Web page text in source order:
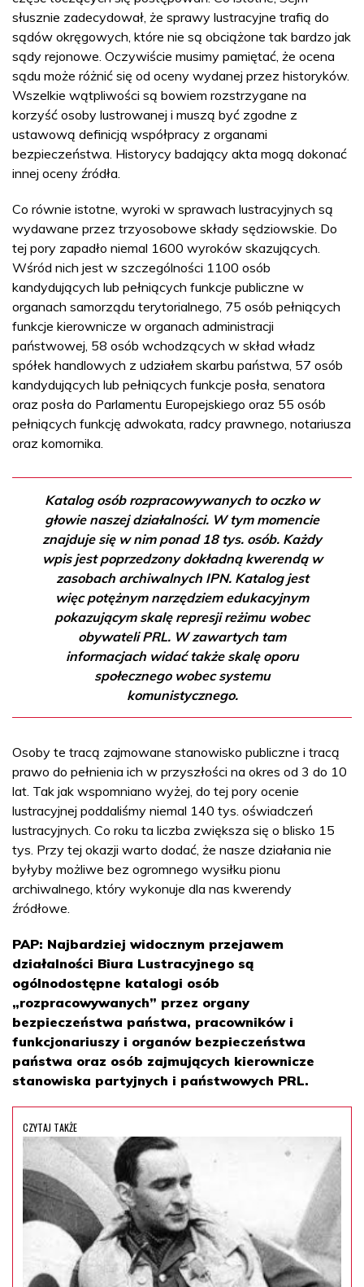
słusznie zadecydował, że sprawy lustracyjne trafią do
sądów okręgowych, które nie są obciążone tak bardzo jak
sądy rejonowe. Oczywiście musimy pamiętać, że ocena
sądu może różnić się od oceny wydanej przez historyków.
Wszelkie wątpliwości są bowiem rozstrzygane na
korzyść osoby lustrowanej i muszą być zgodne z
ustawową definicją współpracy z organami
bezpieczeństwa. Historycy badający akta mogą dokonać
innej oceny źródła.
Co równie istotne, wyroki w sprawach lustracyjnych są
wydawane przez trzyosobowe składy sędziowskie. Do
tej pory zapadło niemal 1600 wyroków skazujących.
Wśród nich jest w szczególności 1100 osób
kandydujących lub pełniących funkcje publiczne w
organach samorządu terytorialnego, 75 osób pełniących
funkcje kierownicze w organach administracji
państwowej, 58 osób wchodzących w skład władz
spółek handlowych z udziałem skarbu państwa, 57 osób
kandydujących lub pełniących funkcje posła, senatora
oraz posła do Parlamentu Europejskiego oraz 55 osób
pełniących funkcję adwokata, radcy prawnego, notariusza
oraz komornika.
Katalog osób rozpracowywanych to oczko w
głowie naszej działalności. W tym momencie
znajduje się w nim ponad 18 tys. osób. Każdy
wpis jest poprzedzony dokładną kwerendą w
zasobach archiwalnych IPN. Katalog jest
więc potężnym narzędziem edukacyjnym
pokazującym skalę represji reżimu wobec
obywateli PRL. W zawartych tam
informacjach widać także skalę oporu
społecznego wobec systemu
komunistycznego.
Osoby te tracą zajmowane stanowisko publiczne i tracą
prawo do pełnienia ich w przyszłości na okres od 3 do 10
lat. Tak jak wspomniano wyżej, do tej pory ocenie
lustracyjnej poddaliśmy niemal 140 tys. oświadczeń
lustracyjnych. Co roku ta liczba zwiększa się o blisko 15
tys. Przy tej okazji warto dodać, że nasze działania nie
byłyby możliwe bez ogromnego wysiłku pionu
archiwalnego, który wykonuje dla nas kwerendy
źródłowe.
PAP: Najbardziej widocznym przejawem
działalności Biura Lustracyjnego są
ogólnodostępne katalogi osób
„rozpracowywanych” przez organy
bezpieczeństwa państwa, pracowników i
funkcjonariuszy i organów bezpieczeństwa
państwa oraz osób zajmujących kierownicze
stanowiska partyjnych i państwowych PRL.
CZYTAJ TAKŻE